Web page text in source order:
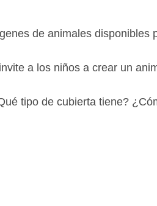
de animales disponibles
a los niños a crear un
tipo de cubierta tiene?